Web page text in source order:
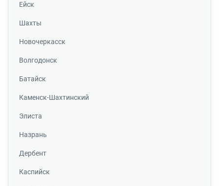
Ейск
Шахты
Новочеркасск
Волгодонск
Батайск
Каменск-Шахтинский
Элиста
Назрань
Дербент
Каспийск